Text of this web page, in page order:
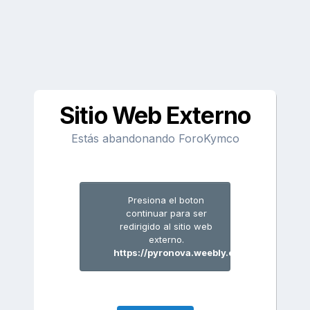
Sitio Web Externo
Estás abandonando ForoKymco
Presiona el boton
continuar para ser
redirigido al sitio web
externo.
https://pyronova.weebly.com